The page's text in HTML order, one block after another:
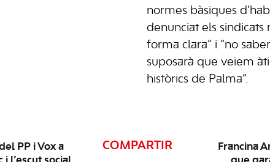
normes bàsiques
denunciat els sindicats
forma clara” i “no
suposarà que veiem
històrics de Palma”.
PP i Vox a
COMPARTIR
Francina